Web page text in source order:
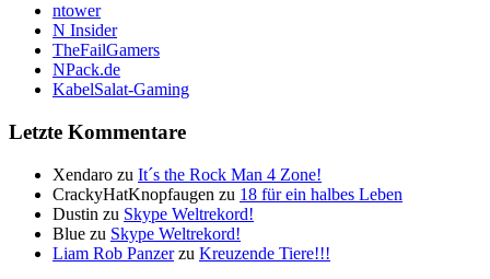
ntower
N Insider
TheFailGamers
NPack.de
KabelSalat-Gaming
Letzte Kommentare
Xendaro zu It´s the Rock Man 4 Zone!
CrackyHatKnopfaugen zu 18 für ein halbes Leben
Dustin zu Skype Weltrekord!
Blue zu Skype Weltrekord!
Liam Rob Panzerzu Kreuzende Tiere!!!